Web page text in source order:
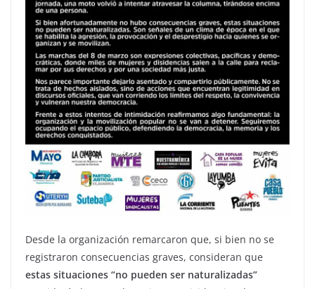
Desde la organización remarcaron que, si bien no se
registraron consecuencias graves, consideran que
estas situaciones “no pueden ser naturalizadas”